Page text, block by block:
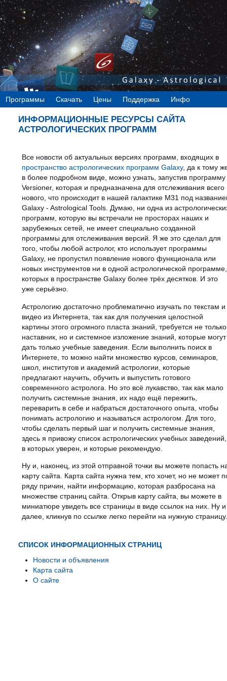
ИНФОРМАЦИОННЫЕ РЕСУРСЫ САЙТА
АСТРОЛОГИЧЕСКИХ ПРОГРАММ
Все новости об актуальных версиях программ, входящих в
пространство астрологических программ Galaxy, да к тому
в более подробном виде, можно узнать, запустив программу
Versioner, которая и предназначена для отслеживания всего
нового, что происходит в нашей галактике М31 под
Galaxy - Astrological Tools. Думаю, ни одна из
программ, которую вы встречали не просторах наших и
зарубежных сетей, не имеет специально созданной
программы для отслеживания версий. Я же это сделал для
того, чтобы любой астролог, кто использует программы
Galaxy, не пропустил появление нового функционала или
новых инструментов ни в одной астрологической программе,
которых в пространстве Galaxy более трёх десятков. И это
уже серьёзно.
Астрологию достаточно проблематично изучать по текстам и
видео из Интернета, так как для получения целостной
картины этого огромного пласта знаний, требуется не только
наставник, но и системное изложение знаний, которые могут
дать только учебные заведения. Если выполнить поиск в
Интернете, то можно найти множество курсов, семинаров,
школ, институтов и академий астрологии, которые
предлагают научить, обучить и выпустить готового
современного астролога. Но это всё лукавство, так как мало
получить системные знания, их надо ещё пережить,
переварить в себе и набраться достаточного опыта, чтобы
понимать астрологию и называться астрологом. Для того,
чтобы сделать первый шаг и получить системные знания,
здесь я привожу список астрологических учебных заведений,
в которых уверен, и которые рекомендую.
Ну и, наконец, из этой отправной точки вы можете попасть
карту сайта. Карта сайта нужна тем, кто хочет, но не может
ряду причин, найти информацию, которая разбросана на
множестве страниц сайта. Открыв карту сайта, вы можете в
миниатюре увидеть все страницы в виде ссылок на них. Ну и
далее, кликнув по ссылке легко перейти на нужную
СПИСОК ИНФОРМАЦИОННЫХ СТРАНИЦ
Новости и объявления
Карта сайта
О сайте
Программы Скачать Цены Поддержка Инфо